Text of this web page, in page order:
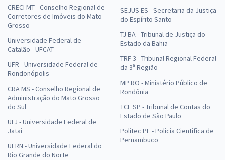
CRECI MT - Conselho Regional de
Corretores de Imóveis do Mato
Grosso
Universidade Federal de
Catalão - UFCAT
UFR - Universidade Federal de
Rondonópolis
CRA MS - Conselho Regional de
Administração do Mato Grosso
do Sul
UFJ - Universidade Federal de
Jataí
UFRN - Universidade Federal do
Rio Grande do Norte
SEJUS ES - Secretaria da Justiça
do Espírito Santo
TJ BA - Tribunal de Justiça do
Estado da Bahia
TRF 3 - Tribunal Regional Federal
da 3ª Região
MP RO - Ministério Público de
Rondônia
TCE SP - Tribunal de Contas do
Estado de São Paulo
Politec PE - Polícia Científica de
Pernambuco